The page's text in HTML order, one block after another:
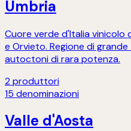
Umbria
Cuore verde d'Italia vinicolo
e Orvieto. Regione di
autoctoni di rara potenza.
2 produttori
15 denominazioni
Valle d'Aosta